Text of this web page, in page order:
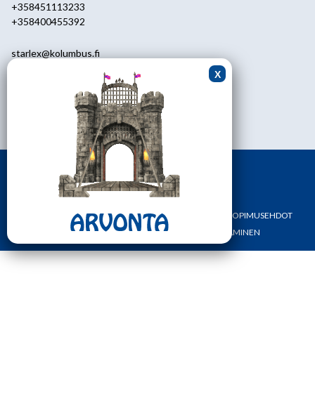
+358451113233
+358400455392
starlex@kolumbus.fi
ark.klo 08.30-17.00
YHTEYSTIEDOT OMA TILI
TILAUS- JA SOPIMUSEHDOT
REKISTERI- JA TIETOSUOJASELOSTE
MAKSAMINEN